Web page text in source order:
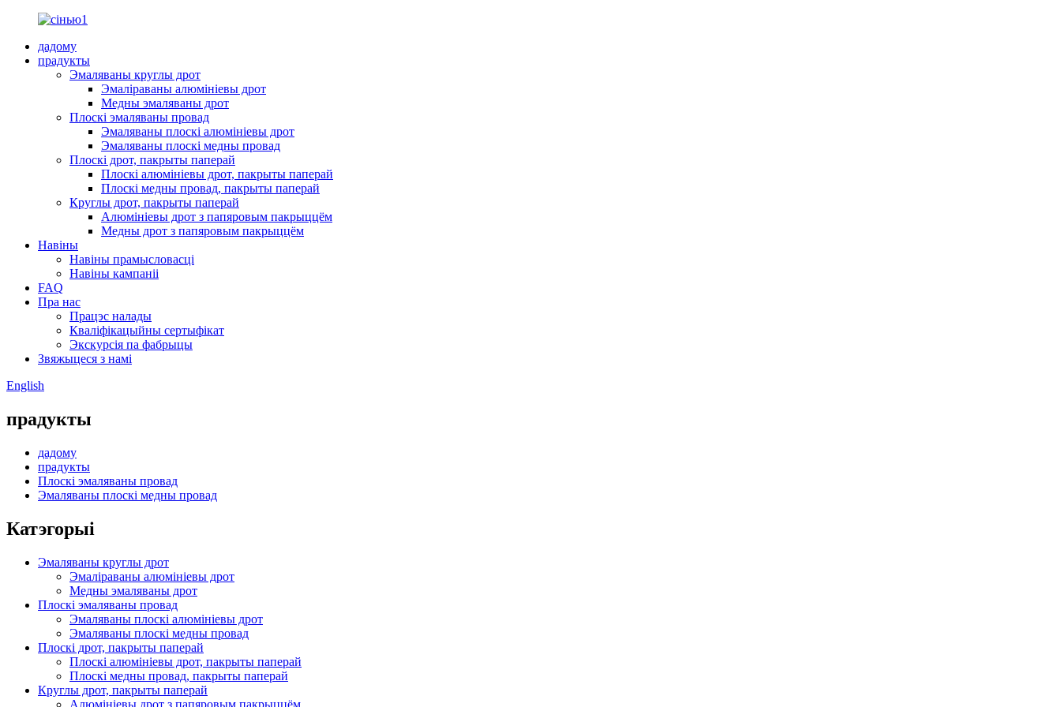
дадому
прадукты
Эмаляваны круглы дрот
Эмаліраваны алюмініевы дрот
Медны эмаляваны дрот
Плоскі эмаляваны провад
Эмаляваны плоскі алюмініевы дрот
Эмаляваны плоскі медны провад
Плоскі дрот, пакрыты паперай
Плоскі алюмініевы дрот, пакрыты паперай
Плоскі медны провад, пакрыты паперай
Круглы дрот, пакрыты паперай
Алюмініевы дрот з папяровым пакрыццём
Медны дрот з папяровым пакрыццём
Навіны
Навіны прамысловасці
Навіны кампаніі
FAQ
Пра нас
Працэс налады
Кваліфікацыйны сертыфікат
Экскурсія па фабрыцы
Звяжыцеся з намі
English
прадукты
дадому
прадукты
Плоскі эмаляваны провад
Эмаляваны плоскі медны провад
Катэгорыі
Эмаляваны круглы дрот
Эмаліраваны алюмініевы дрот
Медны эмаляваны дрот
Плоскі эмаляваны провад
Эмаляваны плоскі алюмініевы дрот
Эмаляваны плоскі медны провад
Плоскі дрот, пакрыты паперай
Плоскі алюмініевы дрот, пакрыты паперай
Плоскі медны провад, пакрыты паперай
Круглы дрот, пакрыты паперай
Алюмініевы дрот з папяровым пакрыццём